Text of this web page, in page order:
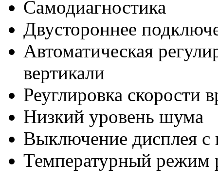
Самодиагностика
Двустороннее
Автоматическая
вертикали
Реуглировка скорости
Низкий уровень шума
Выключение дисплея с
Температурный режим